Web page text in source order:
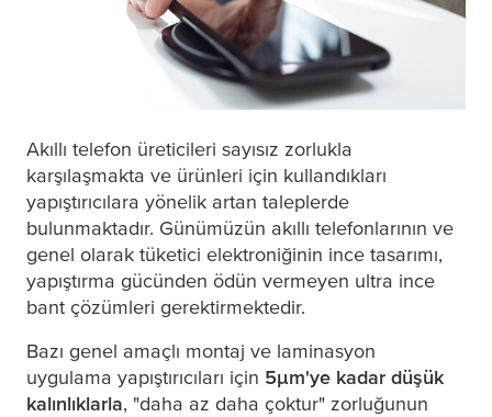
Akıllı telefon üreticileri sayısız zorlukla
karşılaşmakta ve ürünleri için kullandıkları
yapıştırıcılara yönelik artan taleplerde
bulunmaktadır. Günümüzün akıllı telefonlarının ve
genel olarak tüketici elektroniğinin ince tasarımı,
yapıştırma gücünden ödün vermeyen ultra ince
bant çözümleri gerektirmektedir.
Bazı genel amaçlı montaj ve laminasyon
uygulama yapıştırıcıları için 5μm'ye kadar düşük
kalınlıklarla, "daha az daha çoktur" zorluğunun